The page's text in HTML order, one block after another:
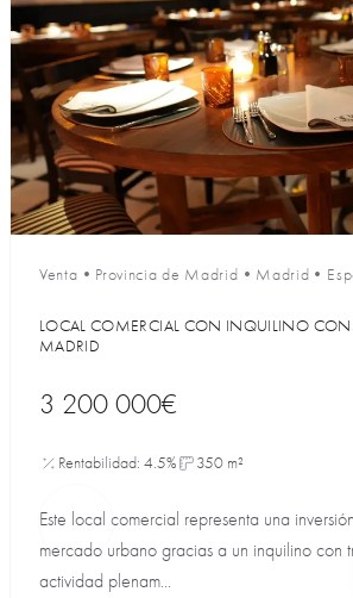
Venta • Provincia de Madrid • Madrid •
LOCAL COMERCIAL CON INQUILINO
MADRID
3 200 000€
Rentabilidad: 4.5% 350 m²
Este local comercial representa una
mercado urbano gracias a un inquilino con
actividad plenam...